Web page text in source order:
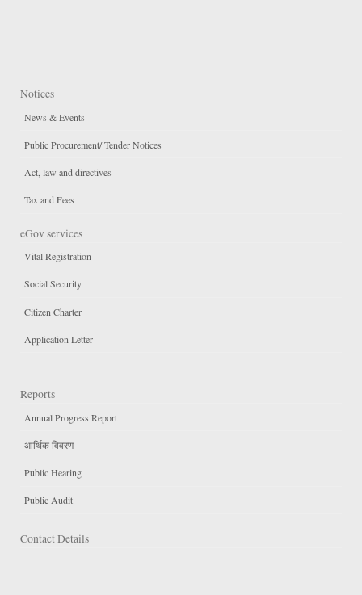
Notices
News & Events
Public Procurement/ Tender Notices
Act, law and directives
Tax and Fees
eGov services
Vital Registration
Social Security
Citizen Charter
Application Letter
Reports
Annual Progress Report
आर्थिक विवरण
Public Hearing
Public Audit
Contact Details